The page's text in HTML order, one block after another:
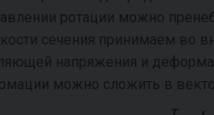
ротации можно
сечения принимаем во
напряжения и
можно сложить в